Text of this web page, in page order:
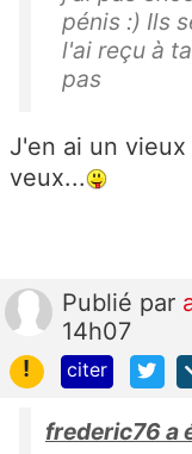
pénis :) Ils
l'ai reçu à
pas
J'en ai un
veux...
Publié par
14h07
!
citer
frederic76 a